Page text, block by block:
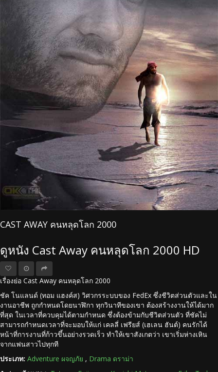
CAST AWAY คนหลุดโลก 2000
ดูหนัง Cast Away คนหลุดโลก 2000 HD
เรื่องย่อ Cast Away คนหลุดโลก 2000
ชัค โนแลนด์ (ทอม แฮงค์ส) วิศวกรระบบของ FedEx ซึ่งชีวิตส่วนตัวและใน
งานอาชีพ ถูกกำหนดโดยนาฬิกา ทุกวินาทีของเขา ต้องสร้างงานให้ได้มาก
ที่สุด ในเวลาที่ควบคุมได้ตามกำหนด ซึ่งต้องข้ามกับชีวิตส่วนตัว ที่ชัคไม่
สามารถกำหนดเวลาที่จะมอบให้แก่ เคลลี่ เฟรียส์ (เฮเลน ฮันต์) คนรักได้
หน้าที่การงานที่ก้าวขึ้นอย่างรวดเร็ว ทำให้เขาสังเกตว่า เขาเริ่มห่างเหิน
จากแฟนสาวไปทุกที
ประเภท: Adventure ผจญภัย , Drama ดราม่า